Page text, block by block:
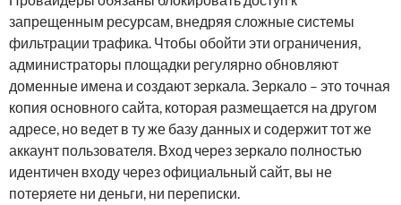
запрещенным ресурсам, внедряя сложные системы
фильтрации трафика. Чтобы обойти эти ограничения,
администраторы площадки регулярно обновляют
доменные имена и создают зеркала. Зеркало – это точная
копия основного сайта, которая размещается на другом
адресе, но ведет в ту же базу данных и содержит тот же
аккаунт пользователя. Вход через зеркало полностью
идентичен входу через официальный сайт, вы не
потеряете ни деньги, ни переписки.